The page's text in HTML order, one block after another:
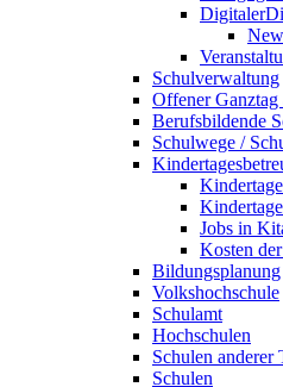
Schulverwaltung
Offener Ganztag
Berufsbildende
Schulwege /
Jobs in
Kosten
Bildungsplanung
Volkshochschule
Schulamt
Hochschulen
Schulen anderer
Schulen